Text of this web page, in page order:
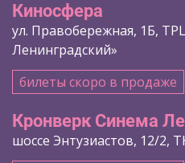
Киносфера
ул. Правобережная, 1Б,
Ленинградский»
билеты скоро в продаже
Кронверк Синема
шоссе Энтузиастов, 12/2,